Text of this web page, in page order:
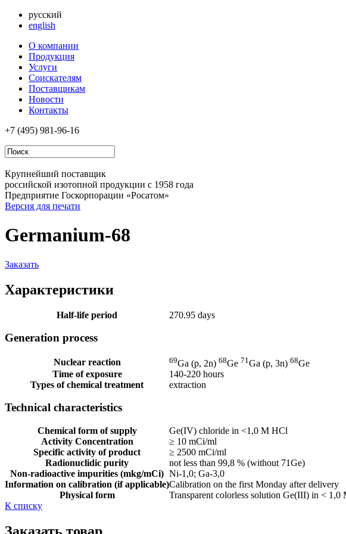
русский
english
О компании
Продукция
Услуги
Соискателям
Поставщикам
Новости
Контакты
+7 (495) 981-96-16
Крупнейший поставщик
российской изотопной продукции с 1958 года
Предприятие Госкорпорации «Росатом»
Версия для печати
Germanium-68
Заказать
Характеристики
Half-life period 270.95 days
Generation process
Nuclear reaction 69Ga (p, 2n) 68Ge 71 Ga (p, 3n) 68Ge
Time of exposure
140-220 hours
Types of chemical treatment
extraction
Technical characteristics
Chemical form of supply
Ge(IV) chloride in <1,0 M HCl
Activity Concentration
≥ 10 mCi/ml
Specific activity of product
≥ 2500 mCi/ml
Radionuclidic purity
not less than 99,8 % (without 71Ge)
Non-radioactive impurities (mkg/mCi) Ni-1,0; Ga-3,0
Information on calibration (if applicable)Calibration on the first Monday after delivery
Physical form
Transparent colorless solution Ge(III) in < 1,0
К списку
Заказать товар